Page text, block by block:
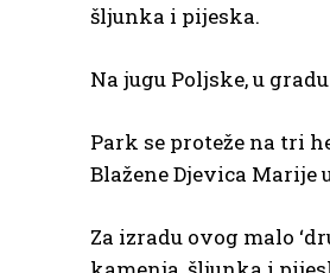
šljunka i pijeska.
Na jugu Poljske, u
Park se proteže na tri
Blažene Djevica Marije
Za izradu ovog malo